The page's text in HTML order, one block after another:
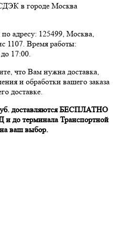
в городе Москва
адресу: 125499, Москва,
1107. Время работы:
17:00.
что Вам нужна доставка,
и обработки вашего заказа
доставке.
доставляются БЕСПЛАТНО
до терминала Транспортной
ваш выбор.